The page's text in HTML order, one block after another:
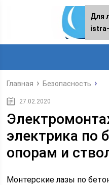
Главная Безопасность
27.02.2020
электрика по
опорам и
Монтерские лазы по
Для